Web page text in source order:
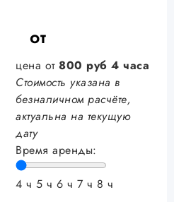
от
цена от 800 руб 4 часа
Стоимость указана в
безналичном расчёте,
актуальна на текущую
дату
Время аренды:
4 ч 5 ч 6 ч 7 ч 8 ч